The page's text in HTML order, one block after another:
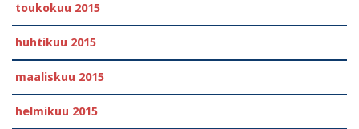
toukokuu 2015
huhtikuu 2015
maaliskuu 2015
helmikuu 2015